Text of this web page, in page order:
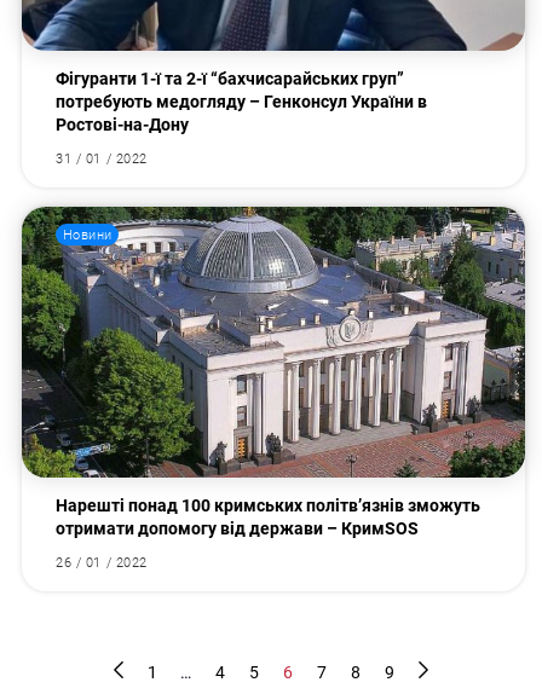
Фігуранти 1-ї та 2-ї “бахчисарайських груп”
потребують медогляду – Генконсул України в
Ростові-на-Дону
31 / 01 / 2022
Новини
Нарешті понад 100 кримських політв’язнів зможуть
отримати допомогу від держави – КримSOS
26 / 01 / 2022
1 … 4 5 6 7 8 9